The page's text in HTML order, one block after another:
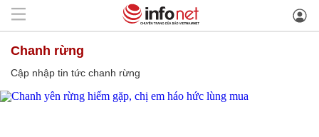
chanh rừng
Cập nhập tin tức chanh rừng